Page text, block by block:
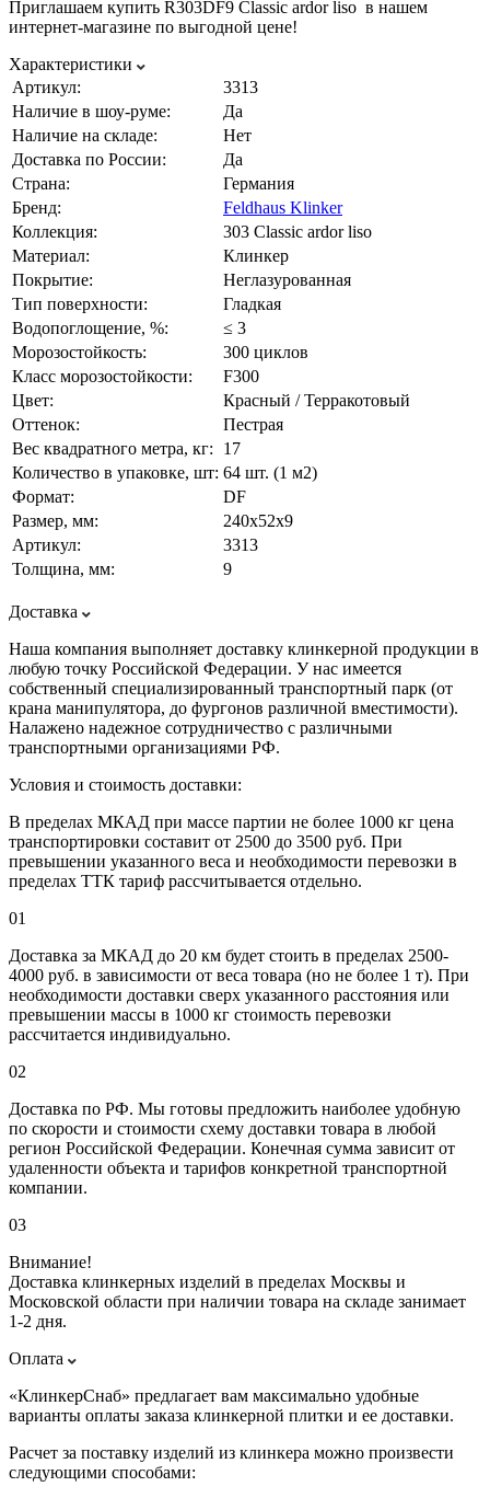
Приглашаем купить R303DF9 Classic ardor liso в нашем
интернет-магазине по выгодной цене!
Характеристики
Артикул:
3313
Наличие в шоу-руме:
Да
Наличие на складе:
Нет
Доставка по России:
Да
Страна:
Германия
Бренд:
Feldhaus Klinker
Коллекция:
303 Classic ardor liso
Материал:
Клинкер
Покрытие:
Неглазурованная
Тип поверхности:
Гладкая
Водопоглощение, %:
≤ 3
Морозостойкость:
300 циклов
Класс морозостойкости:
F300
Цвет:
Красный / Терракотовый
Оттенок:
Пестрая
Вес квадратного метра, кг:
17
Количество в упаковке, шт: 64 шт. (1 м2)
Формат:
DF
Размер, мм:
240х52х9
Артикул:
3313
Толщина, мм:
9
Доставка
Наша компания выполняет доставку клинкерной продукции в
любую точку Российской Федерации. У нас имеется
собственный специализированный транспортный парк (от
крана манипулятора, до фургонов различной вместимости).
Налажено надежное сотрудничество с различными
транспортными организациями РФ.
Условия и стоимость доставки:
В пределах МКАД при массе партии не более 1000 кг цена
транспортировки составит от 2500 до 3500 руб. При
превышении указанного веса и необходимости перевозки в
пределах ТТК тариф рассчитывается отдельно.
01
Доставка за МКАД до 20 км будет стоить в пределах 2500-
4000 руб. в зависимости от веса товара (но не более 1 т). При
необходимости доставки сверх указанного расстояния или
превышении массы в 1000 кг стоимость перевозки
рассчитается индивидуально.
02
Доставка по РФ. Мы готовы предложить наиболее удобную
по скорости и стоимости схему доставки товара в любой
регион Российской Федерации. Конечная сумма зависит от
удаленности объекта и тарифов конкретной транспортной
компании.
03
Внимание!
Доставка клинкерных изделий в пределах Москвы и
Московской области при наличии товара на складе занимает
1-2 дня.
Оплата
«КлинкерСнаб» предлагает вам максимально удобные
варианты оплаты заказа клинкерной плитки и ее доставки.
Расчет за поставку изделий из клинкера можно произвести
следующими способами: